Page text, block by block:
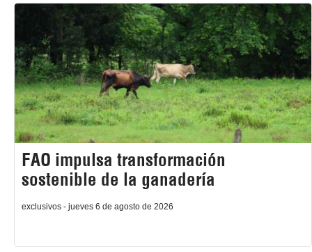
FAO impulsa transformación
sostenible de la ganadería
exclusivos - jueves 6 de agosto de 2026